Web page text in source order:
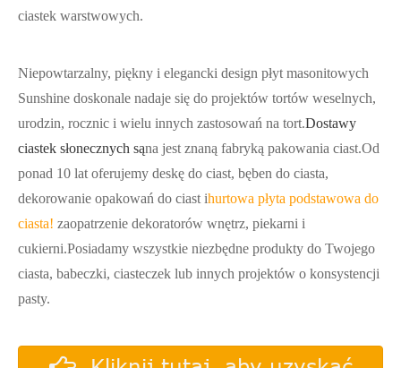
ciastek warstwowych.
Niepowtarzalny, piękny i elegancki design płyt masonitowych
Sunshine doskonale nadaje się do projektów tortów weselnych,
urodzin, rocznic i wielu innych zastosowań na tort.Dostawy
ciastek słonecznych sąna jest znaną fabryką pakowania ciast.Od
ponad 10 lat oferujemy deskę do ciast, bęben do ciasta,
dekorowanie opakowań do ciast ihurtowa płyta podstawowa do
ciasta! zaopatrzenie dekoratorów wnętrz, piekarni i
cukierni.Posiadamy wszystkie niezbędne produkty do Twojego
ciasta, babeczki, ciasteczek lub innych projektów o konsystencji
pasty.